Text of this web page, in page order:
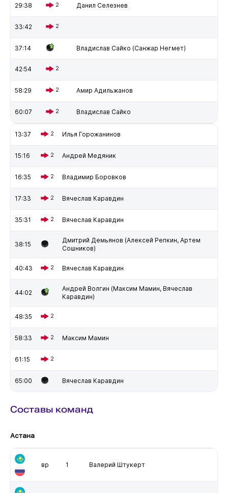
29:38 2 Данил Селезнев
33:42 2
37:14 Владислав Сайко (Санжар Негмет)
42:54 2
58:29 2 Амир Адильжанов
60:07 2 Владислав Сайко
13:37 2 Илья Горожанинов
15:16 2 Андрей Медяник
16:35 2 Владимир Боровков
17:33 2 Вячеслав Каравдин
35:31 2 Вячеслав Каравдин
38:15
Дмитрий Демьянов (Алексей Репкин, Артем
Сошников)
40:43 2 Вячеслав Каравдин
44:02
Андрей Волгин (Максим Мамин, Вячеслав
Каравдин)
48:35 2
58:33 2 Максим Мамин
61:15 2
65:00 Вячеслав Каравдин
Составы команд
Астана
вр 1 Валерий Штукерт